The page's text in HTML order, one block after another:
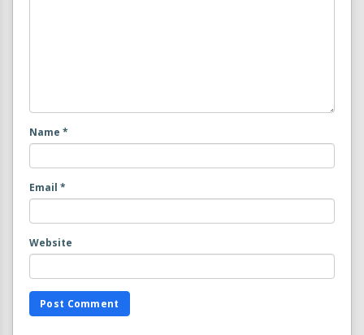
Name *
Email *
Website